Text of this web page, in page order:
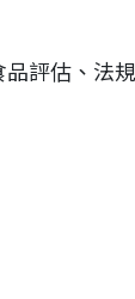
評估、法